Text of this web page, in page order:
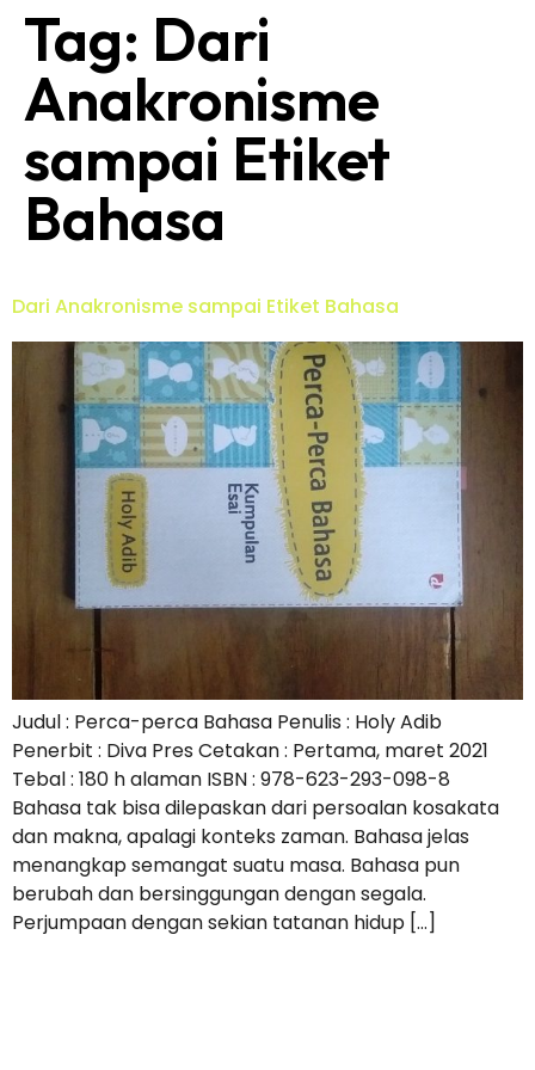
Tag: Dari
Anakronisme
sampai Etiket
Bahasa
Dari Anakronisme sampai Etiket Bahasa
Judul : Perca-perca Bahasa Penulis : Holy Adib
Penerbit : Diva Pres Cetakan : Pertama, maret 2021
Tebal : 180 h alaman ISBN : 978-623-293-098-8
Bahasa tak bisa dilepaskan dari persoalan kosakata
dan makna, apalagi konteks zaman. Bahasa jelas
menangkap semangat suatu masa. Bahasa pun
berubah dan bersinggungan dengan segala.
Perjumpaan dengan sekian tatanan hidup […]